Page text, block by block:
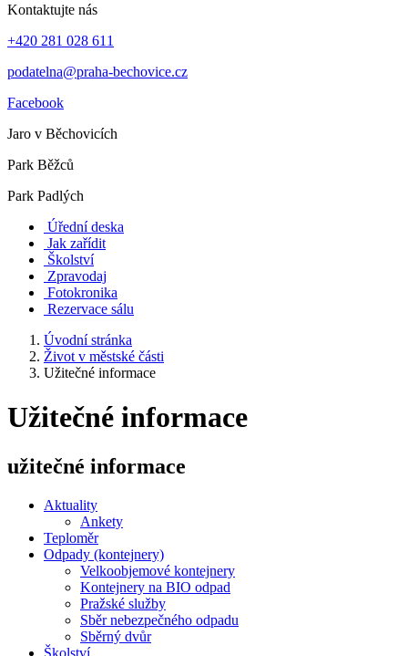
Kontaktujte nás
+420 281 028 611
podatelna@praha-bechovice.cz
Facebook
Jaro v Běchovicích
Park Běžců
Park Padlých
Úřední deska
Jak zařídit
Školství
Zpravodaj
Fotokronika
Rezervace sálu
Úvodní stránka
Život v městské části
Užitečné informace
Užitečné informace
užitečné informace
Aktuality
Ankety
Teploměr
Odpady (kontejnery)
Velkoobjemové kontejnery
Kontejnery na BIO odpad
Pražské služby
Sběr nebezpečného odpadu
Sběrný dvůr
Školství